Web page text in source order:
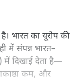
भारत का यूरोप की
में संपन्न भारत–
में दिखाई देता है—
कम, और